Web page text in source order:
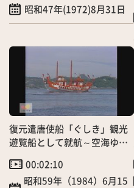
昭和47年(1972)8月31日
復元遣唐使船「ぐしき」観光
遊覧船として就航～空海ゆか
00:02:10
昭和59年（1984）6月15